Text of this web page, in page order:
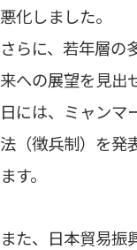
悪化しました。
さらに、若年層の
来への展望を見出
日には、ミャンマ
法（徴兵制）を発
ます。
また、日本貿易振